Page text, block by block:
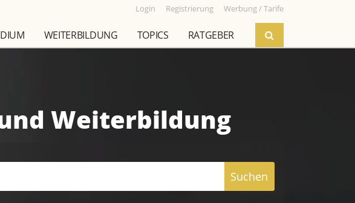
Login Registrierung Werbung / Tarife
WEITERBILDUNG TOPICS RATGEBER
Weiterbildung
Suchen